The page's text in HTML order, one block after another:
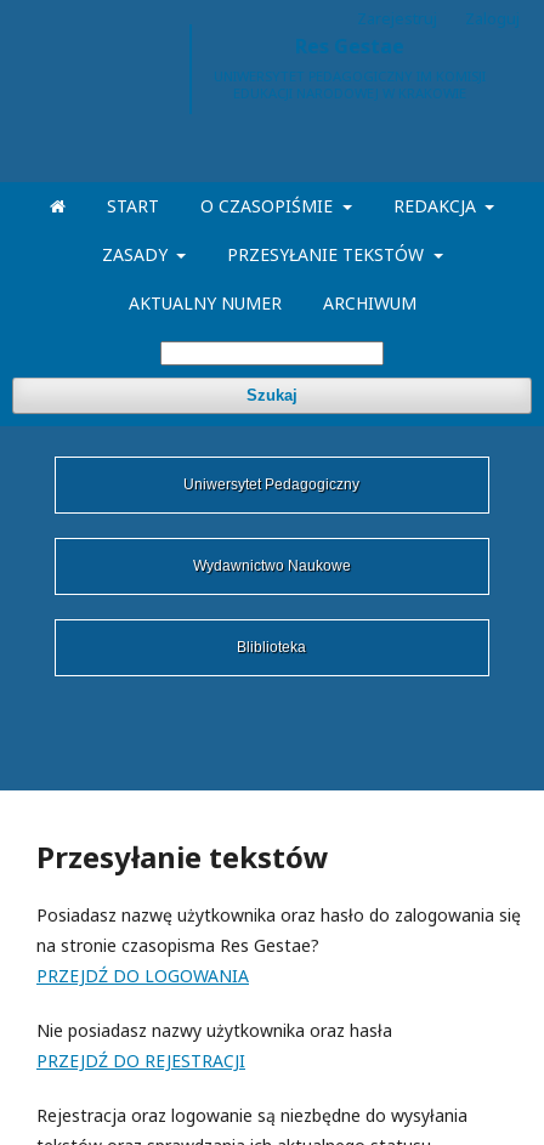
Res Gestae
START O CZASOPIŚMIE REDAKCJA
ZASADY PRZESYŁANIE TEKSTÓW
AKTUALNY NUMER ARCHIWUM
Szukaj
Zarejestruj Zaloguj
Uniwersytet Pedagogiczny
Wydawnictwo Naukowe
Bliblioteka
Przesyłanie tekstów
Posiadasz nazwę użytkownika oraz hasło do zalogowania się
na stronie czasopisma Res Gestae?
PRZEJDŹ DO LOGOWANIA
Nie posiadasz nazwy użytkownika oraz hasła
PRZEJDŹ DO REJESTRACJI
Rejestracja oraz logowanie są niezbędne do wysyłania